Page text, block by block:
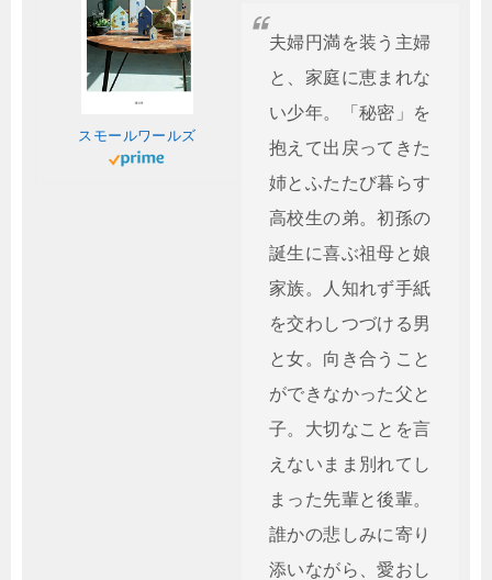
スモールワールズ
夫婦円満を装う主婦
と、家庭に恵まれな
い少年。「秘密」を
抱えて出戻ってきた
姉とふたたび暮らす
高校生の弟。初孫の
誕生に喜ぶ祖母と娘
家族。人知れず手紙
を交わしつづける男
と女。向き合うこと
ができなかった父と
子。大切なことを言
えないまま別れてし
まった先輩と後輩。
誰かの悲しみに寄り
添いながら、愛おし